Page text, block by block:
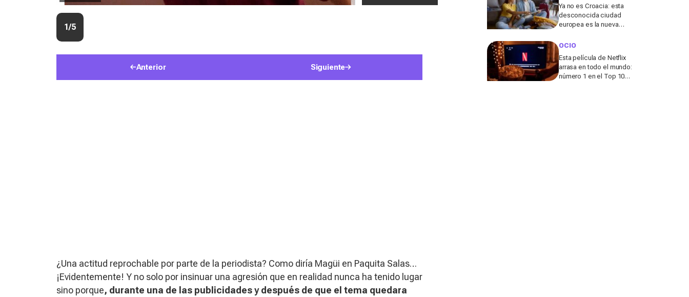
1/5
Anterior Siguiente
¿Una actitud reprochable por parte de la periodista? Como diría Magüi en Paquita Salas…
¡Evidentemente! Y no solo por insinuar una agresión que en realidad nunca ha tenido lugar
sino porque, durante una de las publicidades y después de que el tema quedara
Ya no es Croacia: esta
desconocida ciudad
europea es la nueva
viajar lejos del turismo
OCIO
Esta película de Netflix
arrasa en todo el mundo:
número 1 en el Top 10